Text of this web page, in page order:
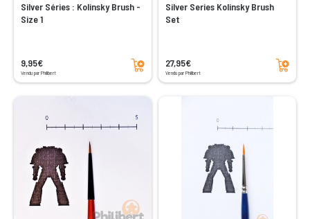
Silver Séries : Kolinsky Brush -
Size 1
9,95€
Vendu par Philibert
Add to cart
Silver Series Kolinsky Brush
Set
27,95€
Vendu par Philibert
Add to cart